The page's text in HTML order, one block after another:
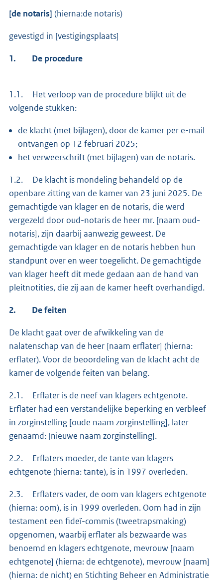
[de notaris] (hierna:de notaris)
gevestigd in [vestigingsplaats]
1. De procedure
1.1. Het verloop van de procedure blijkt uit de
volgende stukken:
de klacht (met bijlagen), door de kamer per e-mail
ontvangen op 12 februari 2025;
het verweerschrift (met bijlagen) van de notaris.
1.2. De klacht is mondeling behandeld op de
openbare zitting van de kamer van 23 juni 2025. De
gemachtigde van klager en de notaris, die werd
vergezeld door oud-notaris de heer mr. [naam oud-
notaris], zijn daarbij aanwezig geweest. De
gemachtigde van klager en de notaris hebben hun
standpunt over en weer toegelicht. De gemachtigde
van klager heeft dit mede gedaan aan de hand van
pleitnotities, die zij aan de kamer heeft overhandigd.
2. De feiten
De klacht gaat over de afwikkeling van de
nalatenschap van de heer [naam erflater] (hierna:
erflater). Voor de beoordeling van de klacht acht de
kamer de volgende feiten van belang.
2.1. Erflater is de neef van klagers echtgenote.
Erflater had een verstandelijke beperking en verbleef
in zorginstelling [oude naam zorginstelling], later
genaamd: [nieuwe naam zorginstelling].
2.2. Erflaters moeder, de tante van klagers
echtgenote (hierna: tante), is in 1997 overleden.
2.3. Erflaters vader, de oom van klagers echtgenote
(hierna: oom), is in 1999 overleden. Oom had in zijn
testament een fideï-commis (tweetrapsmaking)
opgenomen, waarbij erflater als bezwaarde was
benoemd en klagers echtgenote, mevrouw [naam
echtgenote] (hierna: de echtgenote), mevrouw [naam]
(hierna: de nicht) en Stichting Beheer en Administratie